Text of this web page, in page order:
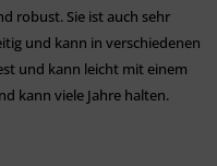
robust. Sie ist auch sehr
und kann in verschiedenen
und kann leicht mit einem
kann viele Jahre halten.